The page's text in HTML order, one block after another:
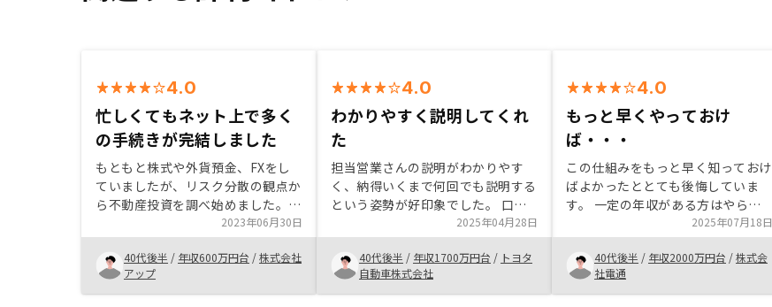
4.0
忙しくてもネット上で多く
の手続きが完結しました
もともと株式や外貨預金、FXをし
ていましたが、リスク分散の観点か
ら不動産投資を調べ始めました。物
件次第ではあるものの、リスクを低
く抑えながら資産形成できる点に魅
力を感じました。RENOSYはネット
上でいろいろな手続きが完結し、購
入後もアプリで管理できる点がとて
2023年06月30日
40代後半 / 年収600万円台 /株式会社
アップ
4.0
わかりやすく説明してくれ
た
担当営業さんの説明がわかりやす
く、納得いくまで何回でも説明する
という姿勢が好印象でした。 口コ
ミを見ているとリノシーの営業さん
にもいろいろな方がいるようだった
ので、良い営業さんにあたったのか
なと思いました。
2025年04月28日
40代後半 / 年収1700万円台 / トヨタ
自動車株式会社
4.0
もっと早くやっておけ
ば・・・
この仕組みをもっと早く知っておけ
ばよかったととても後悔していま
す。 一定の年収がある方はやらな
い手は無く、且つ早めにやることを
お勧めします。 押し売り感は無い
ので、説明を聞いて自分の意志で決
めることが出来ます。
2025年07月18日
40代後半 / 年収2000万円台 /株式会
社電通